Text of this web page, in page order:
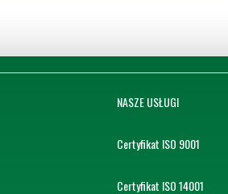
NASZE USŁUGI
Certyfikat ISO 9001
Certyfikat ISO 14001